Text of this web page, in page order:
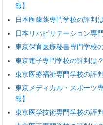
報】
日本医歯薬専門学校の評判
日本リハビリテーション専
東京保育医療秘書専門学校
東京電子専門学校の評判は
東京医療福祉専門学校の評
東京メディカル・スポーツ
報】
東京医学技術専門学校の評